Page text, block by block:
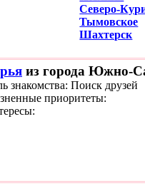
Северо-
Тымовское
Шахтерск
из города Южно-
знакомства: Поиск друзей
приоритеты: